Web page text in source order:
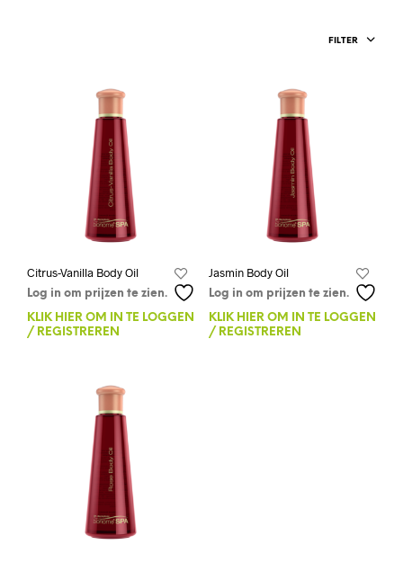
FILTER
Citrus-Vanilla Body Oil
Log in om prijzen te zien.
KLIK HIER OM IN TE LOGGEN
/ REGISTREREN
Jasmin Body Oil
Log in om prijzen te zien.
KLIK HIER OM IN TE LOGGEN
/ REGISTREREN